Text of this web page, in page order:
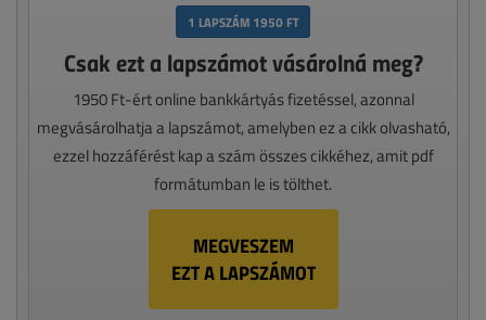
1 LAPSZÁM 1950 FT
Csak ezt a lapszámot vásárolná meg?
1950 Ft-ért online bankkártyás fizetéssel, azonnal
megvásárolhatja a lapszámot, amelyben ez a cikk olvasható,
ezzel hozzáférést kap a szám összes cikkéhez, amit pdf
formátumban le is tölthet.
MEGVESZEM
EZT A LAPSZÁMOT